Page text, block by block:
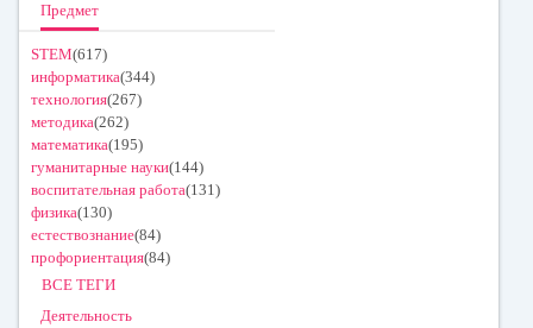
Предмет
STEM(617)
информатика(344)
технология(267)
методика(262)
математика(195)
гуманитарные науки(144)
воспитательная работа(131)
физика(130)
естествознание(84)
профориентация(84)
ВСЕ ТЕГИ
Деятельность